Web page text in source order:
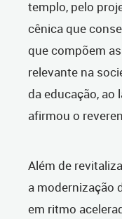
templo, pelo
cênica que
que compõem
relevante na
da educação, ao
afirmou o
Além de
a modernização
em ritmo